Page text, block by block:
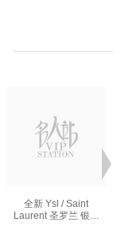
全新 Ysl / Saint
Laurent 圣罗兰 银包